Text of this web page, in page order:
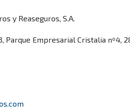
y Reaseguros, S.A.
Parque Empresarial Cristalia nº4,